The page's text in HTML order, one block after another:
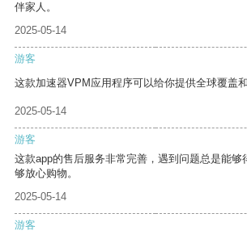
伴家人。
2025-05-14
游客
这款加速器VPM应用程序可以给你提供全球覆盖
2025-05-14
游客
这款app的售后服务非常完善，遇到问题总是能够
够放心购物。
2025-05-14
游客